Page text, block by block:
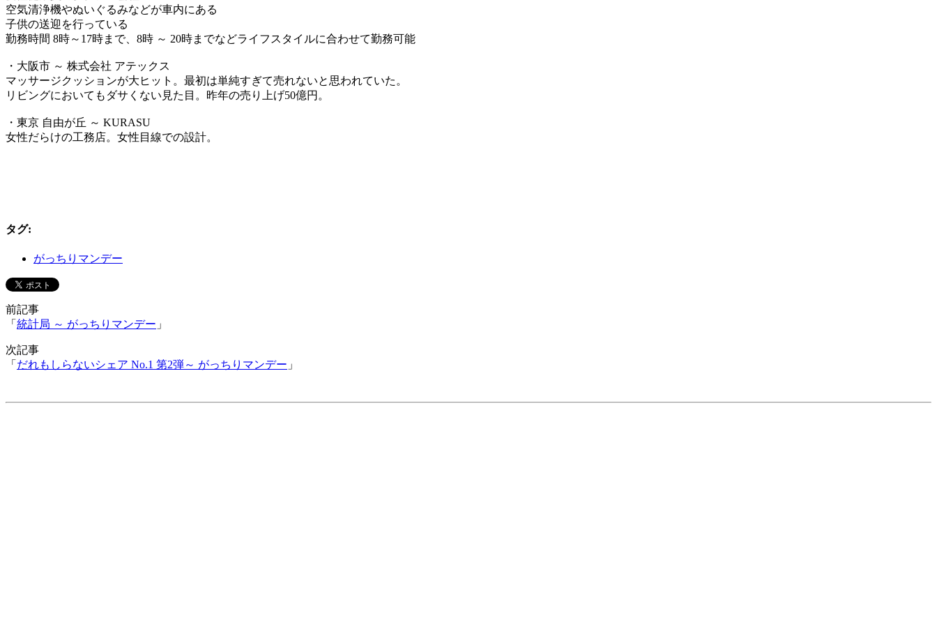
空気清浄機やぬいぐるみなどが車内にある
子供の送迎を行っている
勤務時間 8時～17時まで、8時 ～ 20時までなどライフスタイルに合わせて勤務可能
・大阪市 ～ 株式会社 アテックス
マッサージクッションが大ヒット。最初は単純すぎて売れないと思われていた。
リビングにおいてもダサくない見た目。昨年の売り上げ50億円。
・東京 自由が丘 ～ KURASU
女性だらけの工務店。女性目線での設計。
タグ:
がっちりマンデー
前記事
「 統計局 ～ がっちりマンデー 」
次記事
「 だれもしらないシェア No.1 第2弾～ がっちりマンデー 」